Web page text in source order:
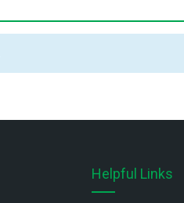
Helpful Links